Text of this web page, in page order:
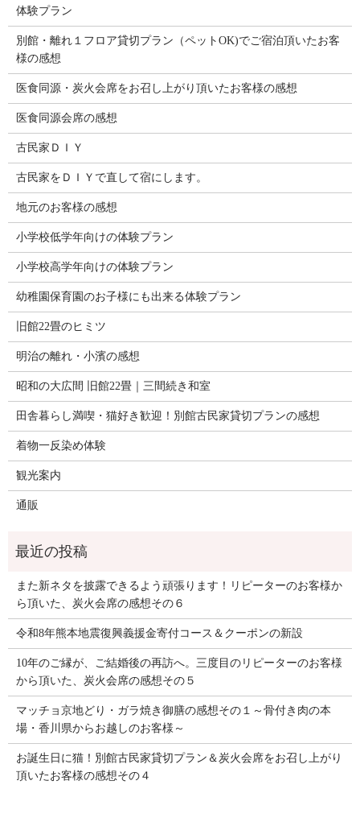
体験プラン
別館・離れ１フロア貸切プラン（ペットOK)でご宿泊頂いたお客
様の感想
医食同源・炭火会席をお召し上がり頂いたお客様の感想
医食同源会席の感想
古民家ＤＩＹ
古民家をＤＩＹで直して宿にします。
地元のお客様の感想
小学校低学年向けの体験プラン
小学校高学年向けの体験プラン
幼稚園保育園のお子様にも出来る体験プラン
旧館22畳のヒミツ
明治の離れ・小濱の感想
昭和の大広間 旧館22畳｜三間続き和室
田舎暮らし満喫・猫好き歓迎！別館古民家貸切プランの感想
着物一反染め体験
観光案内
通販
また新ネタを披露できるよう頑張ります！リピーターのお客様か
ら頂いた、炭火会席の感想その６
令和8年熊本地震復興義援金寄付コース＆クーポンの新設
10年のご縁が、ご結婚後の再訪へ。三度目のリピーターのお客様
から頂いた、炭火会席の感想その５
マッチョ京地どり・ガラ焼き御膳の感想その１～骨付き肉の本
場・香川県からお越しのお客様～
お誕生日に猫！別館古民家貸切プラン＆炭火会席をお召し上がり
頂いたお客様の感想その４